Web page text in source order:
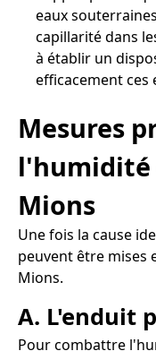
eaux
capillarité dans
à établir un
efficacement ces
Mesures
l'humidité
Mions
Une fois la cause
peuvent être
Mions.
A. L'enduit
Pour combattre